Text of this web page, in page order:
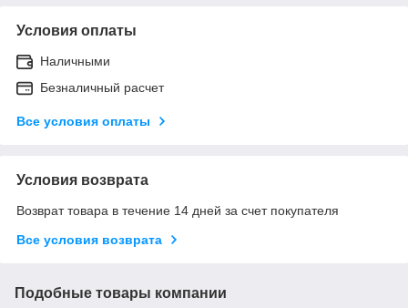
Условия оплаты
Наличными
Безналичный расчет
Все условия оплаты
Условия возврата
Возврат товара в течение 14 дней за счет покупателя
Все условия возврата
Подобные товары компании